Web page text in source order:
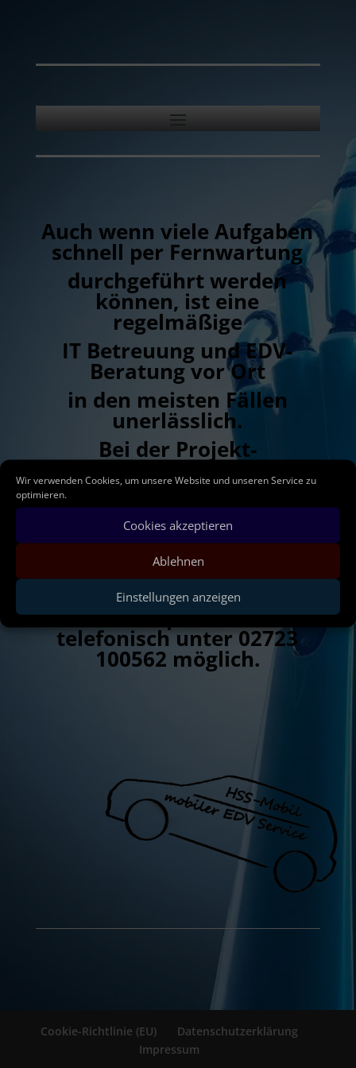
Wir verwenden Cookies, um unsere Website und unseren Service zu
optimieren.
Cookies akzeptieren
Ablehnen
Einstellungen anzeigen
Auch wenn viele Aufgaben
schnell per Fernwartung
durchgeführt werden
können, ist eine
regelmäßige
IT Betreuung und EDV-
Beratung vor Ort
in den meisten Fällen
unerlässlich.
Bei der Projekt-
Unterstützung oder der
Projekt- Planung
und entsprechender
Durchführung,
steht Ihnen HSS-Mobil zur
Seite.
Terminabsprachen sind
telefonisch unter 02723
100562 möglich.
Cookie-Richtlinie (EU)
Datenschutzerklärung
Impressum